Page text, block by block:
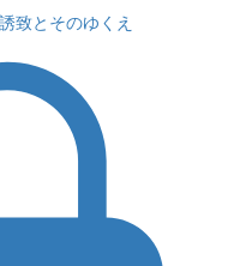
致とそのゆくえ